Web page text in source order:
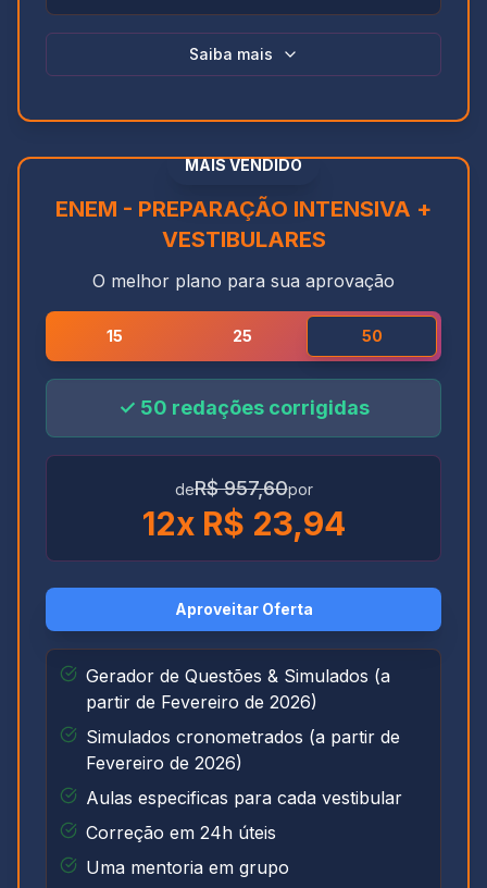
Saiba mais
MAIS VENDIDO
ENEM - PREPARAÇÃO INTENSIVA +
VESTIBULARES
O melhor plano para sua aprovação
15 25 50
✓ 50 redações corrigidas
deR$ 957,60por
12x R$ 23,94
Aproveitar Oferta
Gerador de Questões & Simulados (a
partir de Fevereiro de 2026)
Simulados cronometrados (a partir de
Fevereiro de 2026)
Aulas especificas para cada vestibular
Correção em 24h úteis
Uma mentoria em grupo